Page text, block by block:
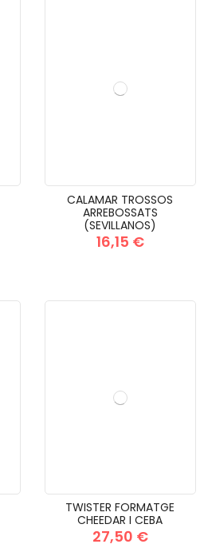
CALAMAR TROSSOS
ARREBOSSATS
(SEVILLANOS)
16,15 €
TWISTER FORMATGE
CHEEDAR I CEBA
27,50 €